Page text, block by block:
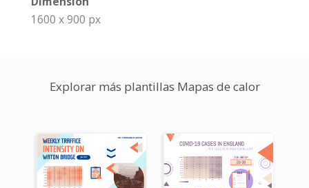
1600 x 900 px
Explorar más plantillas Mapas de calor